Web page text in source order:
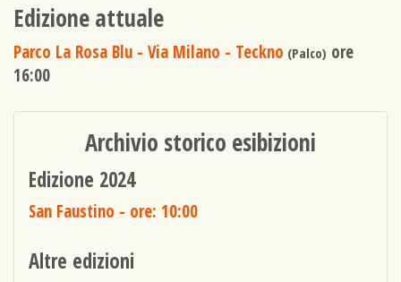
Edizione attuale
Parco La Rosa Blu - Via Milano - Teckno (Palco) ore
16:00
Archivio storico esibizioni
Edizione 2024
San Faustino - ore: 10:00
Altre edizioni